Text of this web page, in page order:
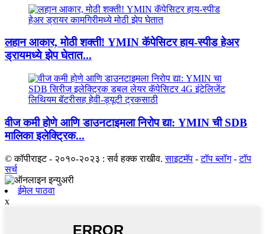
लहान आकार, मोठी शक्ती! YMIN कॅपेसिटर हाय-स्पीड हेअर
ड्रायमध्ये झेप घेतात...
वीज कमी होणे आणि डाउनटाइमला निरोप द्या: YMIN ची SDB
मालिका इलेक्ट्रिक...
© कॉपीराइट - २०१०-२०२३ : सर्व हक्क राखीव. साइटमॅप -टॉप ब्लॉग-टॉप
सर्च
ईमेल पाठवा
x